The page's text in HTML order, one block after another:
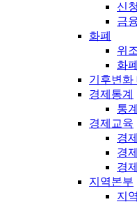
신
금
화폐
위
화
기후변화
경제통계
통
경제교육
경
경
경
지역본부
지